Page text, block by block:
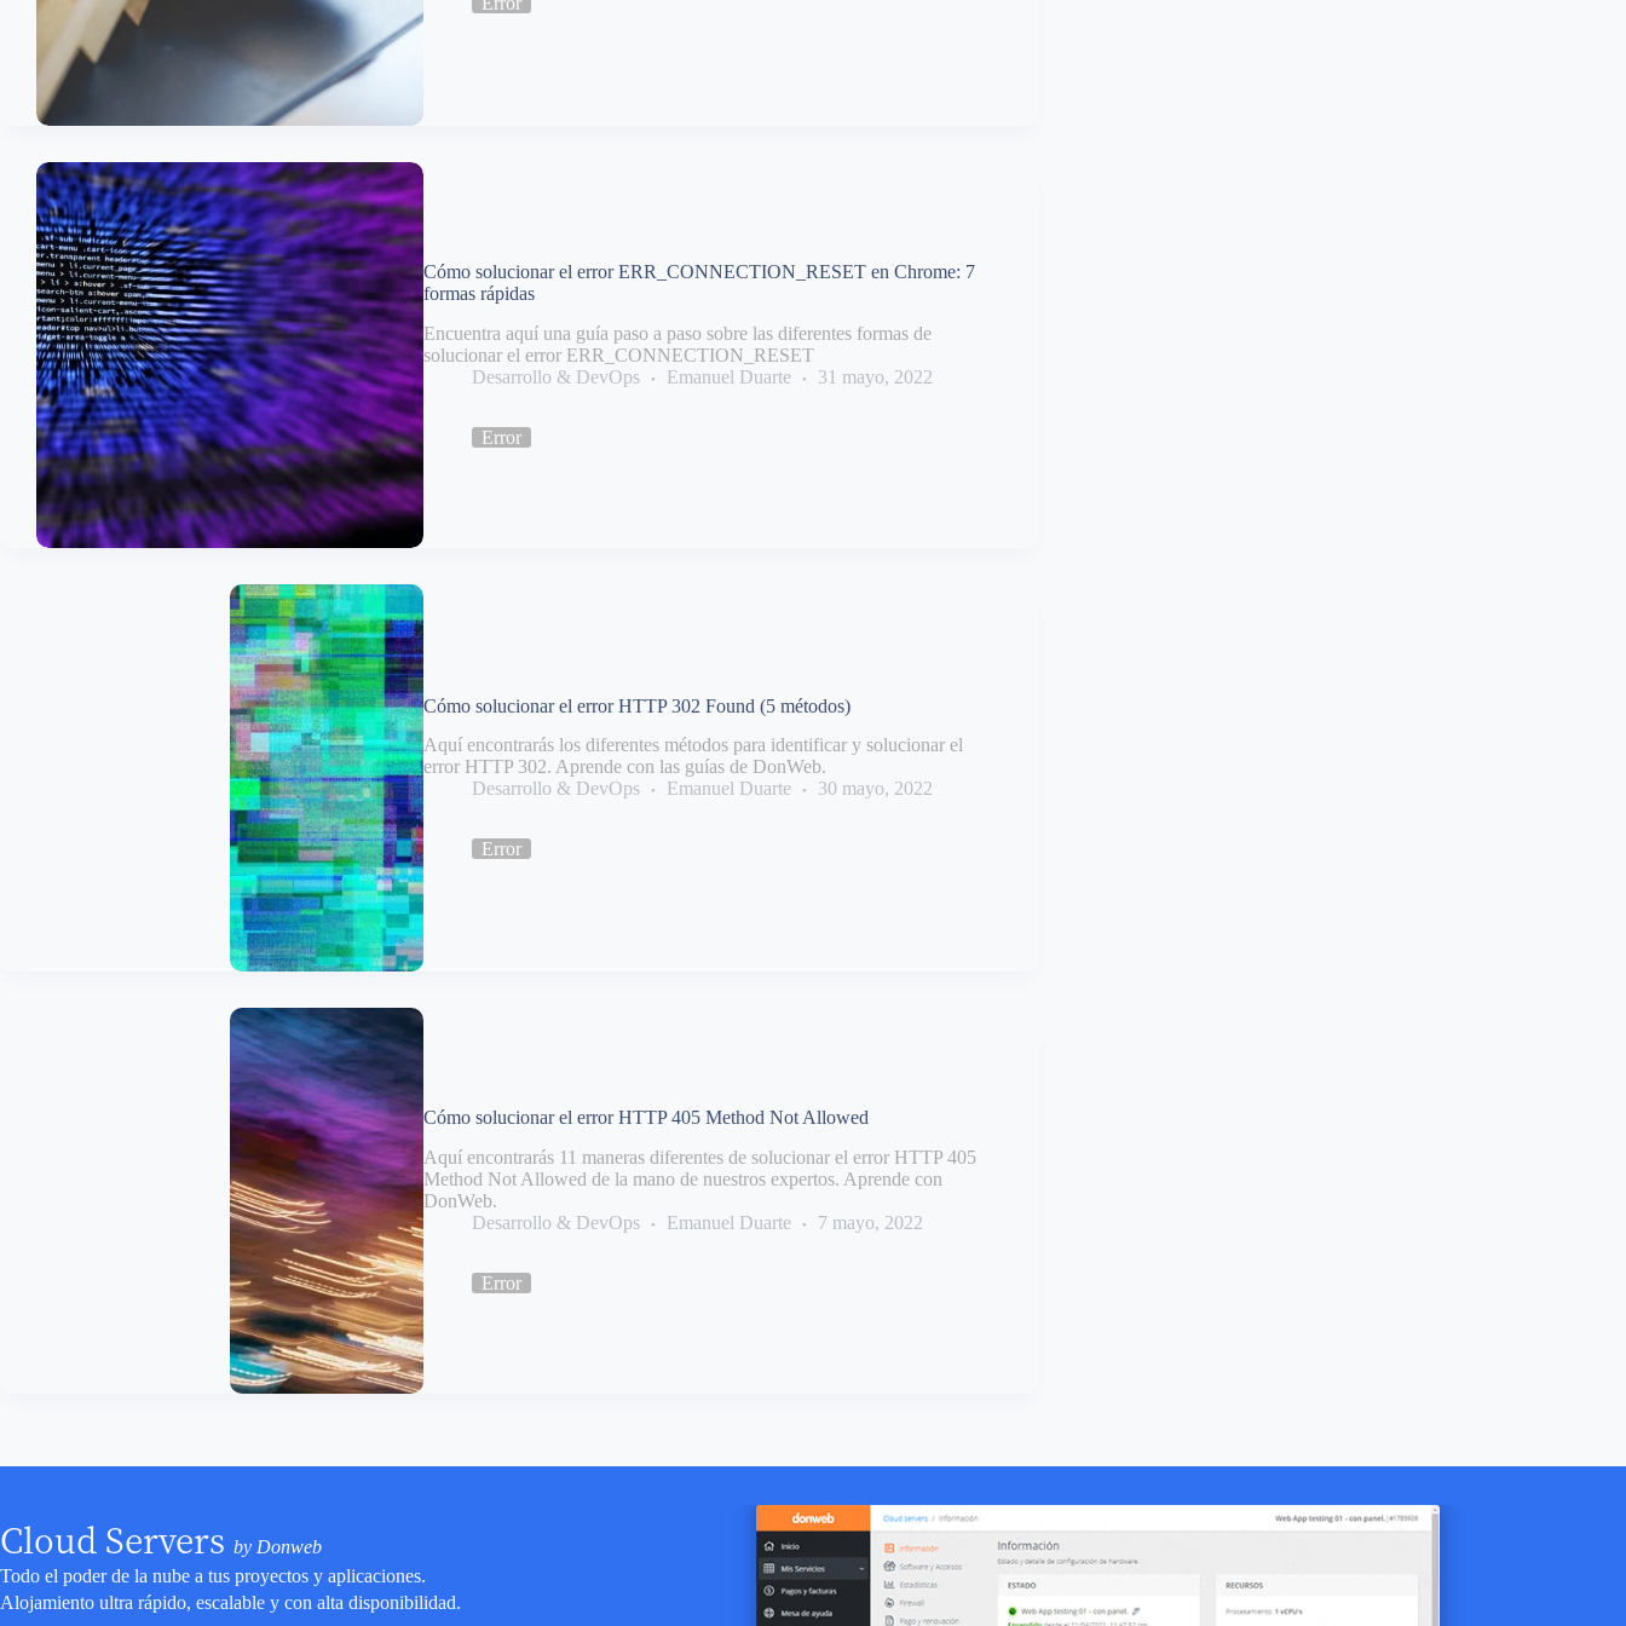
Cómo solucionar el error ERR_CONNECTION_RESET en Chrome: 7
formas rápidas
Encuentra aquí una guía paso a paso sobre las diferentes formas de
solucionar el error ERR_CONNECTION_RESET
Desarrollo & DevOps
Emanuel Duarte 31 mayo, 2022
Error
Cómo solucionar el error HTTP 302 Found (5 métodos)
Aquí encontrarás los diferentes métodos para identificar y solucionar el
error HTTP 302. Aprende con las guías de DonWeb.
Desarrollo & DevOps
Emanuel Duarte 30 mayo, 2022
Error
Cómo solucionar el error HTTP 405 Method Not Allowed
Aquí encontrarás 11 maneras diferentes de solucionar el error HTTP 405
Method Not Allowed de la mano de nuestros expertos. Aprende con
DonWeb.
Desarrollo & DevOps
Emanuel Duarte 7 mayo, 2022
Error
Cloud Servers by Donweb
Todo el poder de la nube a tus proyectos y aplicaciones.
Alojamiento ultra rápido, escalable y con alta disponibilidad.